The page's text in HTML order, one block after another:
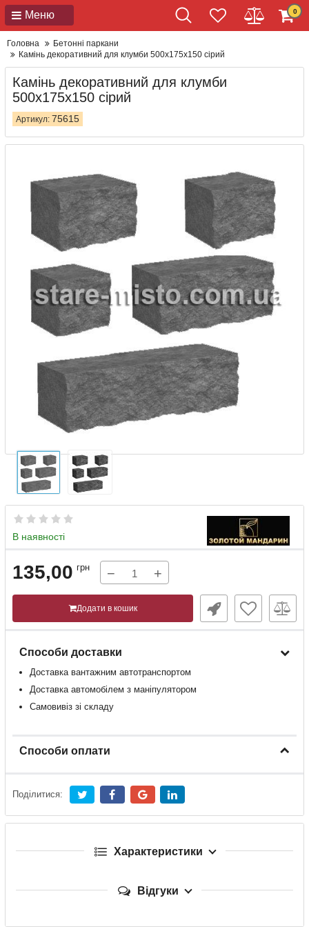
Меню 0
Головна
Бетонні паркани
Камінь декоративний для клумби 500x175x150 сірий
Камінь декоративний для клумби
500x175x150 сірий
Артикул: 75615
В наявності
135,00 грн − +
Додати в кошик
Способи доставки
Доставка вантажним автотранспортом
Доставка автомобілем з маніпулятором
Самовивіз зі складу
Способи оплати
Поділитися:
Характеристики
Відгуки